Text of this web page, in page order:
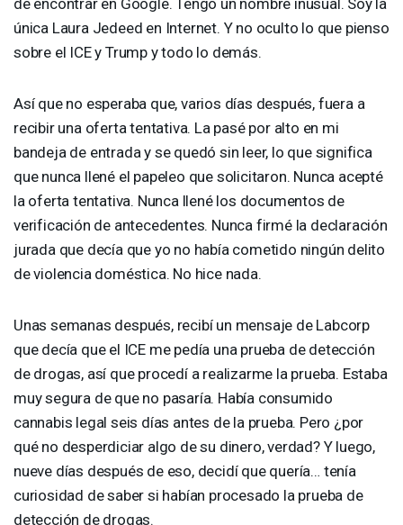
única Laura Jedeed en Internet. Y no oculto lo que pienso
sobre el ICEy Trump y todo lo demás.
Así que no esperaba que, varios días después, fuera a
recibir una oferta tentativa. La pasé por alto en mi
bandeja de entrada y se quedó sin leer, lo que significa
que nunca llené el papeleo que solicitaron. Nunca acepté
la oferta tentativa. Nunca llené los documentos de
verificación de antecedentes. Nunca firmé la declaración
jurada que decía que yo no había cometido ningún delito
de violencia doméstica. No hice nada.
Unas semanas después, recibí un mensaje de Labcorp
que decía que el ICE me pedía una prueba de detección
de drogas, así que procedí a realizarme la prueba. Estaba
muy segura de que no pasaría. Había consumido
cannabis legal seis días antes de la prueba. Pero ¿por
qué no desperdiciar algo de su dinero, verdad? Y luego,
nueve días después de eso, decidí que quería… tenía
curiosidad de saber si habían procesado la prueba de
detección de drogas.